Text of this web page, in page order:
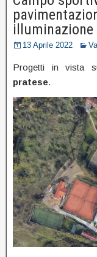
illuminazione
13 Aprile 2022
Progetti in vista
pratese.